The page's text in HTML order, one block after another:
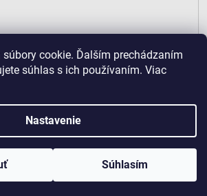
cookie. Ďalším prechádzaním
súhlas s ich používaním. Viac
Nastavenie
Súhlasím
D2solutions
. Všetky práva vyhradené.